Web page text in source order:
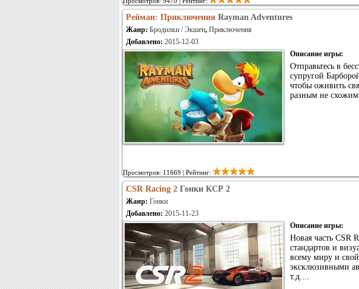
Рейман: Приключения Rayman Adventures
Жанр: Бродилки / Экшен, Приключения
Добавлено: 2015-12-03
Описание игры:
Отправьтесь в
супругой
чтобы оживить
разным не
Просмотров: 11669 | Рейтинг:
CSR Racing 2 Гонки КСР 2
Жанр: Гонки
Добавлено: 2015-11-23
Описание игры:
Новая часть CSR
стандартов и
всему миру и
эксклюзивными
т.д....